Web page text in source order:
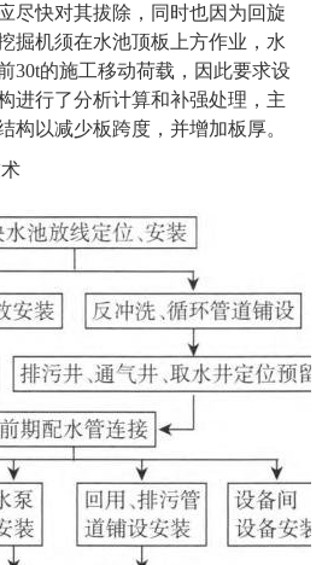
尽快对其拔除，同时也因为回旋
掘机须在水池顶板上方作业，水
30t的施工移动荷载，因此要求设
进行了分析计算和补强处理，主
构以减少板跨度，并增加板厚。